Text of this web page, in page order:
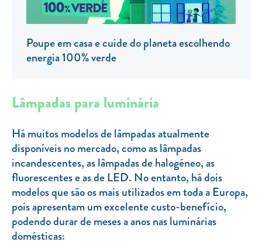
Política de privacidade
Clientes com necessidades especiais
Resolução alternativa de litígios
Poupe em casa e cuide do planeta escolhendo
energia 100% verde
Lâmpadas para luminária
Há muitos modelos de lâmpadas atualmente
disponíveis no mercado, como as lâmpadas
incandescentes, as lâmpadas de halogéneo, as
fluorescentes e as de LED. No entanto, há dois
modelos que são os mais utilizados em toda a Europa,
pois apresentam um excelente custo-benefício,
podendo durar de meses a anos nas luminárias
domésticas: